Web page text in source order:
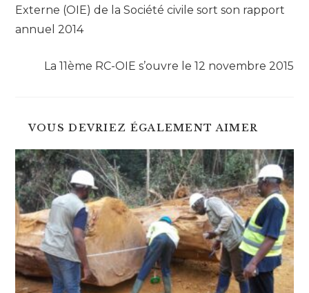
Externe (OIE) de la Société civile sort son rapport
annuel 2014
La 11ème RC-OIE s’ouvre le 12 novembre 2015
VOUS DEVRIEZ ÉGALEMENT AIMER